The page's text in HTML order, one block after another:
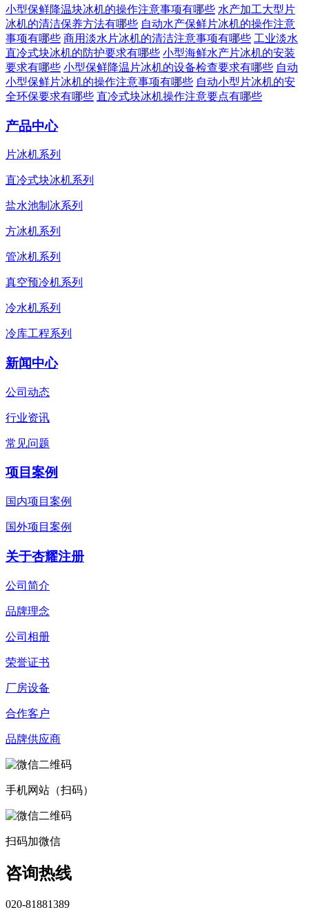
小型保鲜降温块冰机的操作注意事项有哪些 水产加工大型片
冰机的清洁保养方法有哪些 自动水产保鲜片冰机的操作注意
事项有哪些 商用淡水片冰机的清洁注意事项有哪些 工业淡水
直冷式块冰机的防护要求有哪些 小型海鲜水产片冰机的安装
要求有哪些 小型保鲜降温片冰机的设备检查要求有哪些 自动
小型保鲜片冰机的操作注意事项有哪些 自动小型片冰机的安
全环保要求有哪些 直冷式块冰机操作注意要点有哪些
产品中心
片冰机系列
直冷式块冰机系列
盐水池制冰系列
方冰机系列
管冰机系列
真空预冷机系列
冷水机系列
冷库工程系列
新闻中心
公司动态
行业资讯
常见问题
项目案例
国内项目案例
国外项目案例
关于杏耀注册
公司简介
品牌理念
公司相册
荣誉证书
厂房设备
合作客户
品牌供应商
手机网站（扫码）
扫码加微信
咨询热线
020-81881389